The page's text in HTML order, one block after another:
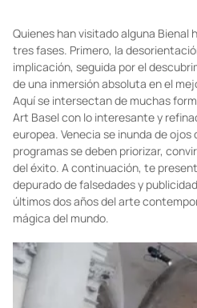
Quienes han visitado alguna Bienal
tres fases. Primero, la
implicación, seguida por el
de una inmersión absoluta en el
Aquí se intersectan de muchas
Art Basel con lo interesante y
europea. Venecia se inunda de
programas se deben priorizar,
del éxito. A continuación, te
depurado de falsedades y
últimos dos años del arte
mágica del mundo.